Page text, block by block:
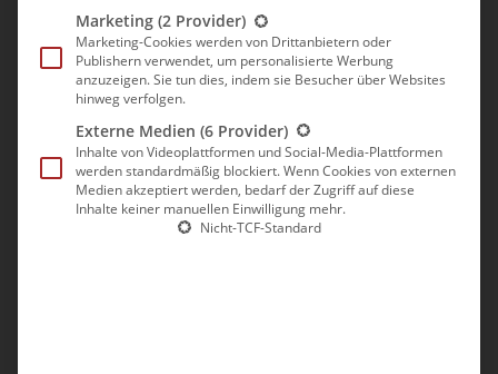
Marketing (2 Provider)
Marketing-Cookies werden von Drittanbietern oder
Publishern verwendet, um personalisierte Werbung
anzuzeigen. Sie tun dies, indem sie Besucher über Websites
hinweg verfolgen.
Externe Medien (6 Provider)
Inhalte von Videoplattformen und Social-Media-Plattformen
werden standardmäßig blockiert. Wenn Cookies von externen
Medien akzeptiert werden, bedarf der Zugriff auf diese
Inhalte keiner manuellen Einwilligung mehr.
Nicht-TCF-Standard